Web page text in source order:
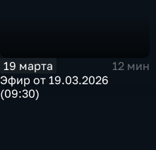
19 марта
12 мин
Эфир от 19.03.2026
(09:30)